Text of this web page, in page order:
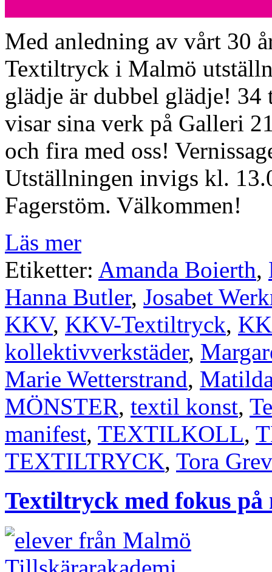
Med anledning av vårt 30
Textiltryck i Malmö
glädje är dubbel glädje!
visar sina verk på Galleri
och fira med oss!
Utställningen invigs kl.
Fagerstöm. Välkommen!
Läs mer
Etiketter: Amanda Boierth,
Hanna Butler, Josabet
KKV, KKV-Textiltryck,
kollektivverkstäder,
Marie Wetterstrand,
MÖNSTER, textil konst,
manifest, TEXTILKOLL,
TEXTILTRYCK, Tora
Textiltryck med fokus på